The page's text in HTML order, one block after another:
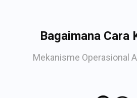
Bagaimana Cara
Mekanisme Operasional